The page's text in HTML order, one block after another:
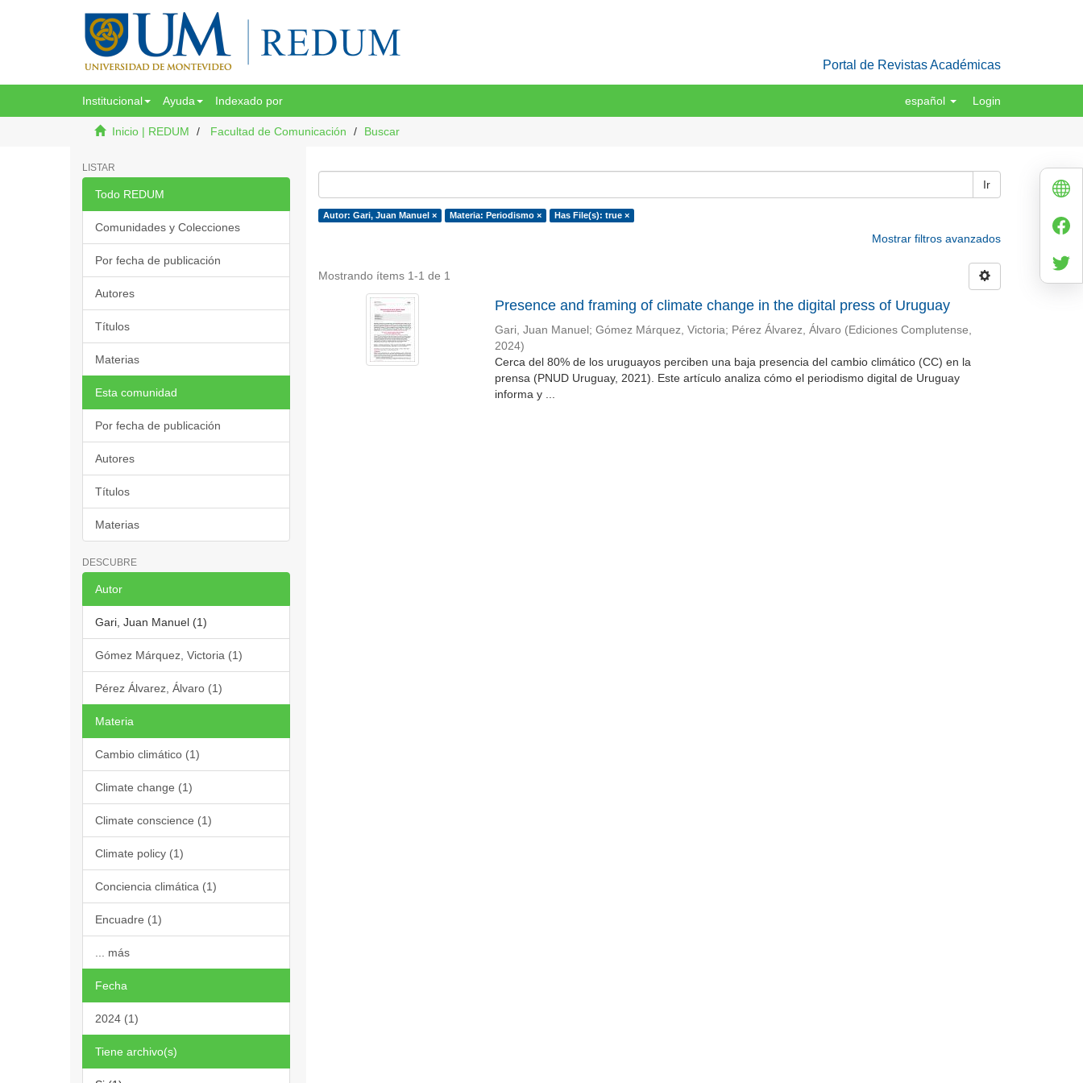
Portal de Revistas Académicas
Institucional Ayuda Indexado por español Login
Inicio | REDUM Facultad de Comunicación Buscar
LISTAR
Todo REDUM
Comunidades y Colecciones
Por fecha de publicación
Autores
Títulos
Materias
Esta comunidad
Por fecha de publicación
Autores
Títulos
Materias
DESCUBRE
Autor
Gari, Juan Manuel (1)
Gómez Márquez, Victoria (1)
Pérez Álvarez, Álvaro (1)
Materia
Cambio climático (1)
Climate change (1)
Climate conscience (1)
Climate policy (1)
Conciencia climática (1)
Encuadre (1)
... más
Fecha
2024 (1)
Tiene archivo(s)
Ir
Autor: Gari, Juan Manuel × Materia: Periodismo × Has File(s): true ×
Mostrar filtros avanzados
Mostrando ítems 1-1 de 1
Presence and framing of climate change in the digital press of Uruguay
Gari, Juan Manuel ; Gómez Márquez, Victoria; Pérez Álvarez, Álvaro (Ediciones Complutense,
2024)
Cerca del 80% de los uruguayos perciben una baja presencia del cambio climático (CC) en la
prensa (PNUD Uruguay, 2021). Este artículo analiza cómo el periodismo digital de Uruguay
informa y ...